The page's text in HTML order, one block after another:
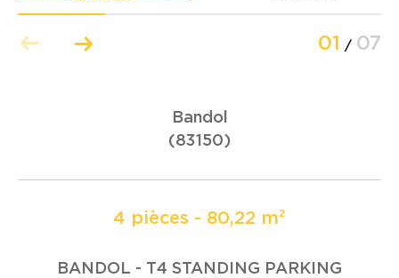
01 / 07
Bandol
(83150)
4 pièces - 80,22 m²
BANDOL - T4 STANDING PARKING